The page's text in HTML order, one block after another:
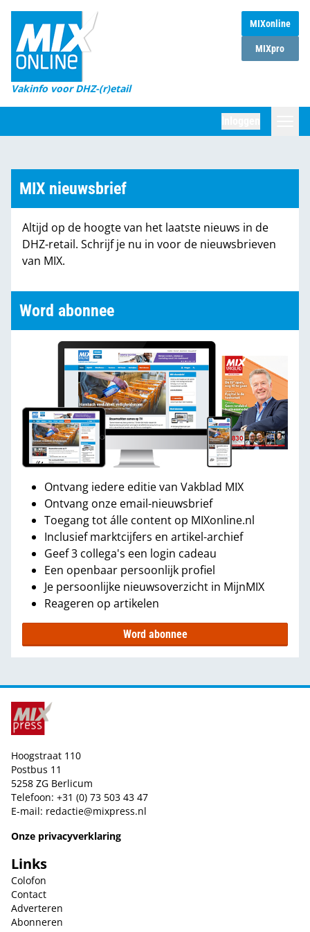
MIXonline
MIXpro
Vakinfo voor DHZ-(r)etail
Home
Magazines
DHZ Sessie
Marktcijfers
Partners
MIX nieuwsbrief
Altijd op de hoogte van het laatste nieuws in de
DHZ-retail. Schrijf je nu in voor de nieuwsbrieven
van MIX.
Word abonnee
Ontvang iedere editie van Vakblad MIX
Ontvang onze email-nieuwsbrief
Toegang tot álle content op MIXonline.nl
Inclusief marktcijfers en artikel-archief
Geef 3 collega's een login cadeau
Een openbaar persoonlijk profiel
Je persoonlijke nieuwsoverzicht in MijnMIX
Reageren op artikelen
Word abonnee
Hoogstraat 110
Postbus 11
5258 ZG Berlicum
Telefoon: +31 (0) 73 503 43 47
E-mail: redactie@mixpress.nl
Onze privacyverklaring
Links
Colofon
Contact
Adverteren
Abonneren